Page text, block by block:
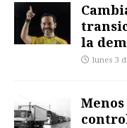
la
lunes 3